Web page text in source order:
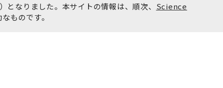
なりました。本サイトの情報は、順次、 Science
ものです。